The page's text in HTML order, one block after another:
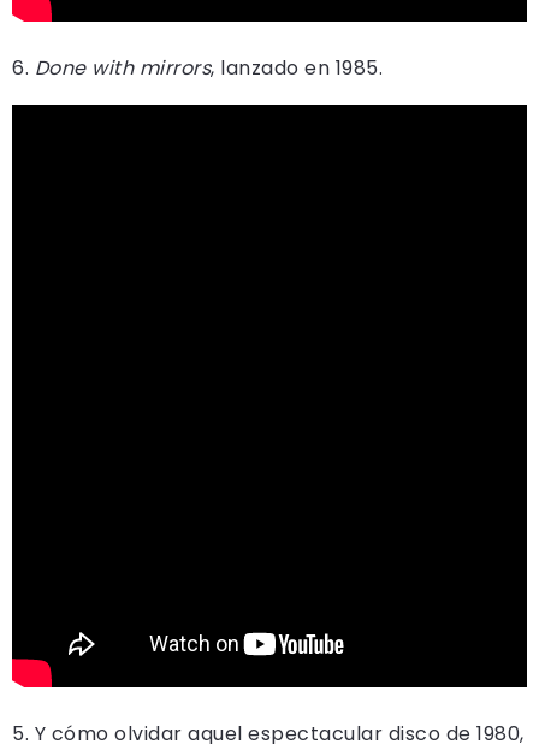
6. Done with mirrors, lanzado en 1985.
5. Y cómo olvidar aquel espectacular disco de 1980,